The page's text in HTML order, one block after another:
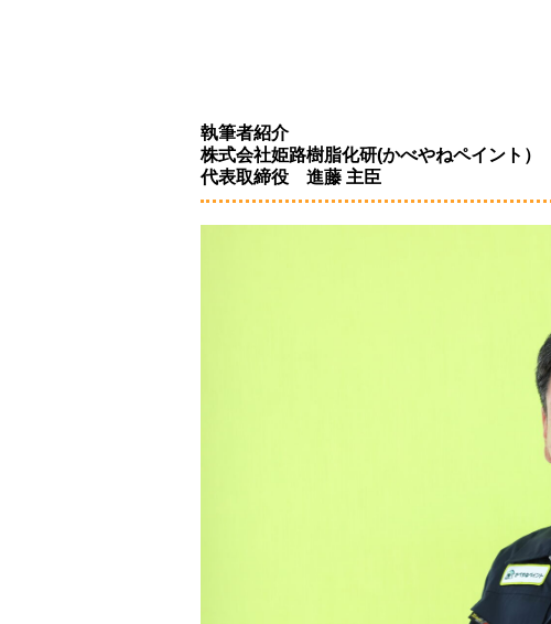
執筆者紹介
株式会社姫路樹脂化研(かべやねペイント）
代表取締役 進藤 主臣